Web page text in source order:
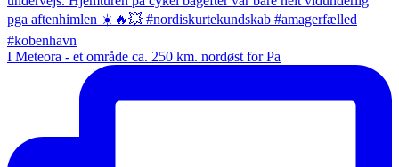
I Meteora - et område ca. 250 km. nordøst for Pa